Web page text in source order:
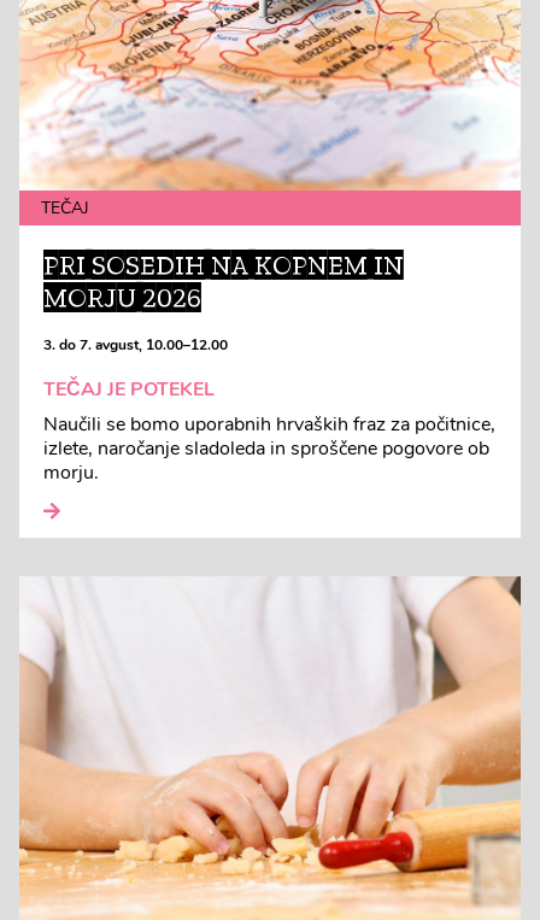
TEČAJ
PRI SOSEDIH NA KOPNEM IN
MORJU 2026
3. do 7. avgust, 10.00–12.00
TEČAJ JE POTEKEL
Naučili se bomo uporabnih hrvaških fraz za počitnice,
izlete, naročanje sladoleda in sproščene pogovore ob
morju.